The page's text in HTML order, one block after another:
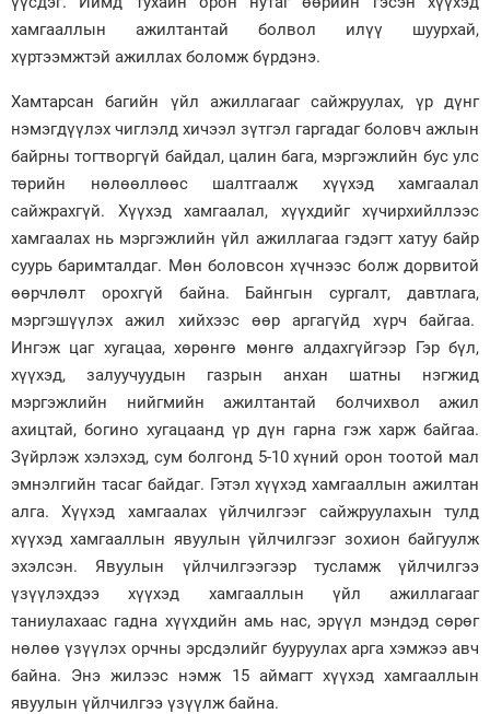
хамгааллын ажилтантай болвол илүү шуурхай,
хүртээмжтэй ажиллах боломж бүрдэнэ.
Хамтарсан багийн үйл ажиллагааг сайжруулах, үр дүнг
нэмэгдүүлэх чиглэлд хичээл зүтгэл гаргадаг боловч ажлын
байрны тогтворгүй байдал, цалин бага, мэргэжлийн бус улс
төрийн нөлөөллөөс шалтгаалж хүүхэд хамгаалал
сайжрахгүй. Хүүхэд хамгаалал, хүүхдийг хүчирхийллээс
хамгаалах нь мэргэжлийн үйл ажиллагаа гэдэгт хатуу байр
суурь баримталдаг. Мөн боловсон хүчнээс болж дорвитой
өөрчлөлт орохгүй байна. Байнгын сургалт, давтлага,
мэргэшүүлэх ажил хийхээс өөр аргагүйд хүрч байгаа.
Ингэж цаг хугацаа, хөрөнгө мөнгө алдахгүйгээр Гэр бүл,
хүүхэд, залуучуудын газрын анхан шатны нэгжид
мэргэжлийн нийгмийн ажилтантай болчихвол ажил
ахицтай, богино хугацаанд үр дүн гарна гэж харж байгаа.
Зүйрлэж хэлэхэд, сум болгонд 5-10 хүний орон тоотой мал
эмнэлгийн тасаг байдаг. Гэтэл хүүхэд хамгааллын ажилтан
алга. Хүүхэд хамгаалах үйлчилгээг сайжруулахын тулд
хүүхэд хамгааллын явуулын үйлчилгээг зохион байгуулж
эхэлсэн. Явуулын үйлчилгээгээр тусламж үйлчилгээ
үзүүлэхдээ хүүхэд хамгааллын үйл ажиллагааг
таниулахаас гадна хүүхдийн амь нас, эрүүл мэндэд сөрөг
нөлөө үзүүлэх орчны эрсдэлийг бууруулах арга хэмжээ авч
байна. Энэ жилээс нэмж 15 аймагт хүүхэд хамгааллын
явуулын үйлчилгээ үзүүлж байна.